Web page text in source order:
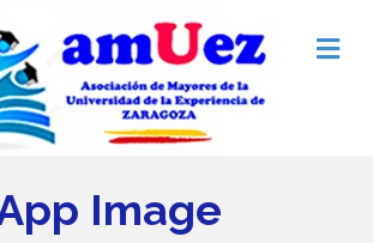
M
e
Image